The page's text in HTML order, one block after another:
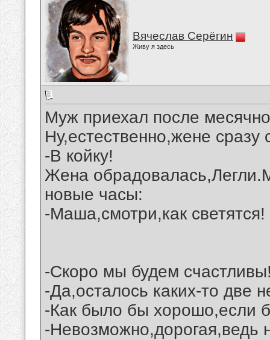
Вячеслав Серёгин
Живу я здесь
Муж приехал после
Ну,естественно,жене сразу
-В койку!
Жена
новые часы:
-Маша,смотри,как светятся!
-Скоро мы будем
-Да,осталось каких-то две
-Как было бы хорошо,если
-Невозможно,дорогая,ведь